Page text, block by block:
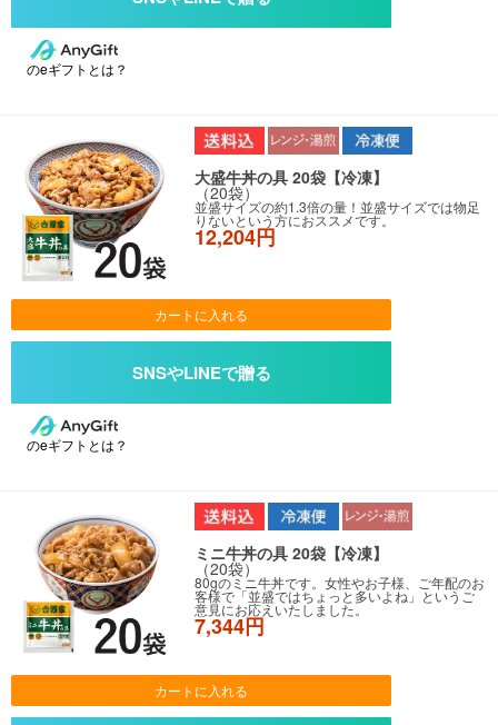
のeギフトとは？
大盛牛丼の具 20袋【冷凍】
（20袋）
並盛サイズの約1.3倍の量！並盛サイズでは物足
りないという方におススメです。
12,204円
カートに入れる
のeギフトとは？
ミニ牛丼の具 20袋【冷凍】
（20袋）
80gのミニ牛丼です。女性やお子様、ご年配のお
客様で「並盛ではちょっと多いよね」というご
意見にお応えいたしました。
7,344円
カートに入れる